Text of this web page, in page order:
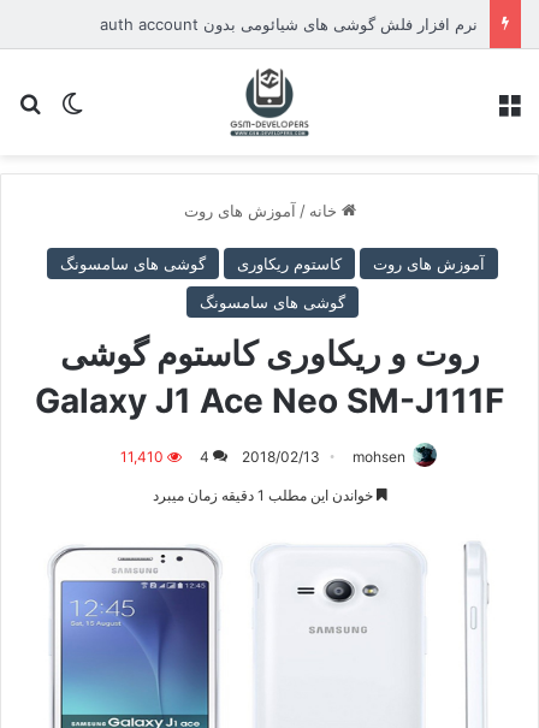
نرم افزار فلش گوشی های شیائومی بدون auth account
تغییر
خانه / آموزش های روت
آموزش های روت کاستوم ریکاوری
گوشی های سامسونگ
گوشی های سامسونگ
روت و ریکاوری کاستوم گوشی
Galaxy J1 Ace Neo SM-J111F
mohsen
2018/02/13
4
11,410
خواندن این مطلب 1 دقیقه زمان میبرد